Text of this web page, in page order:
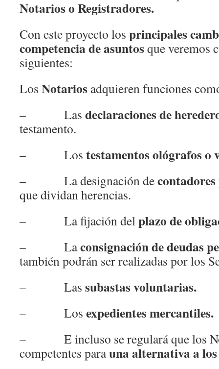
Notarios o Registradores.
Con este proyecto los principales
competencia de asuntosque veremos
siguientes:
Los Notarios adquieren funciones
– Las declaraciones de
testamento.
– Los testamentos ológrafos o
– La designación de
que dividan herencias.
– La fijación delplazo de
– Laconsignación de deudas
también podrán ser realizadas por los
– Las subastas voluntarias.
– Los expedientes mercantiles.
– E incluso se regulará que los
competentes parauna alternativa a